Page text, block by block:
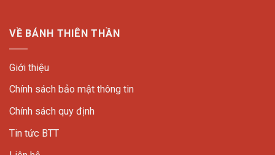
VỀ BÁNH THIÊN THẦN
Giới thiệu
Chính sách bảo mật thông tin
Chính sách quy định
Tin tức BTT